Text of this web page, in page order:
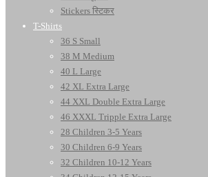
Stickers स्टिकर
T-Shirts
36 S Small
38 M Medium
40 L Large
42 XL Extra Large
44 XXL Double Extra Large
46 XXXL Tripple Extra Large
28 Children 3-5 Years
30 Children 6-9 Years
32 Children 10-12 Years